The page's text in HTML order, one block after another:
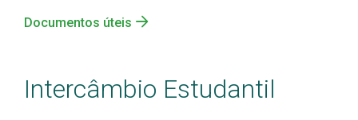
Documentos úteis
Intercâmbio Estudantil